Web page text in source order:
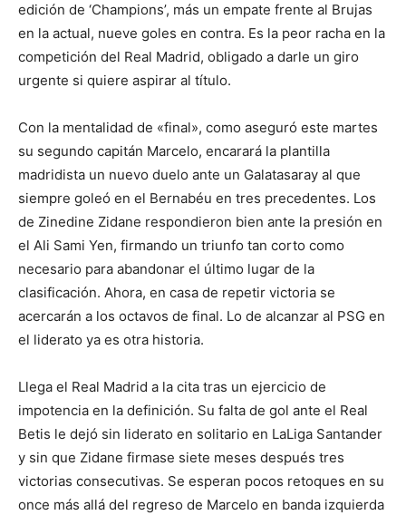
edición de ‘Champions’, más un empate frente al Brujas
en la actual, nueve goles en contra. Es la peor racha en la
competición del Real Madrid, obligado a darle un giro
urgente si quiere aspirar al título.
Con la mentalidad de «final», como aseguró este martes
su segundo capitán Marcelo, encarará la plantilla
madridista un nuevo duelo ante un Galatasaray al que
siempre goleó en el Bernabéu en tres precedentes. Los
de Zinedine Zidane respondieron bien ante la presión en
el Ali Sami Yen, firmando un triunfo tan corto como
necesario para abandonar el último lugar de la
clasificación. Ahora, en casa de repetir victoria se
acercarán a los octavos de final. Lo de alcanzar al PSG en
el liderato ya es otra historia.
Llega el Real Madrid a la cita tras un ejercicio de
impotencia en la definición. Su falta de gol ante el Real
Betis le dejó sin liderato en solitario en LaLiga Santander
y sin que Zidane firmase siete meses después tres
victorias consecutivas. Se esperan pocos retoques en su
once más allá del regreso de Marcelo en banda izquierda